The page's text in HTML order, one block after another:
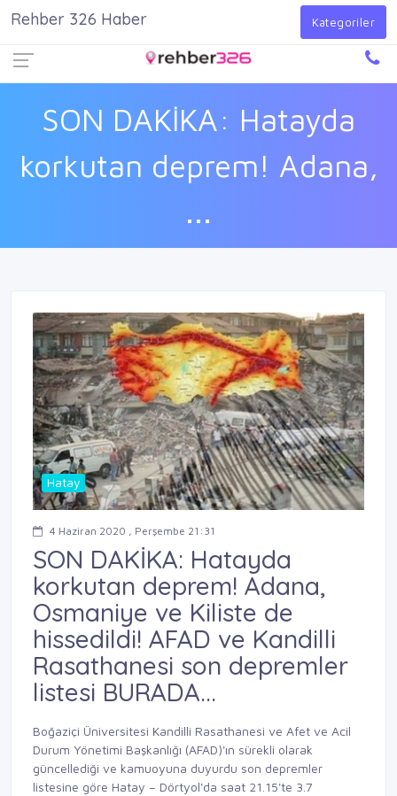
Giriş Yap
SON DAKİKA: Hatayda
korkutan deprem! Adana,
...
Rehber 326 Haber Kategoriler
Hatay
4 Haziran 2020 , Perşembe 21:31
SON DAKİKA: Hatayda
korkutan deprem! Adana,
Osmaniye ve Kiliste de
hissedildi! AFAD ve Kandilli
Rasathanesi son depremler
listesi BURADA...
Boğaziçi Üniversitesi Kandilli Rasathanesi ve Afet ve Acil
Durum Yönetimi Başkanlığı (AFAD)'ın sürekli olarak
güncellediği ve kamuoyuna duyurdu son depremler
listesine göre Hatay – Dörtyol'da saat 21.15'te 3.7